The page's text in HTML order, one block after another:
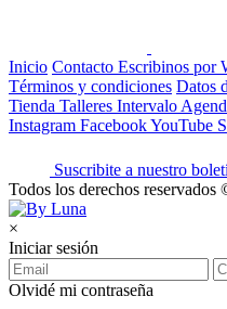
Inicio Contacto Escribinos por
Términos y condiciones Datos
Tienda Talleres Intervalo
Instagram FacebookYouTube
Suscribite a nuestro
Todos los derechos
×
Iniciar sesión
Olvidé mi contraseña